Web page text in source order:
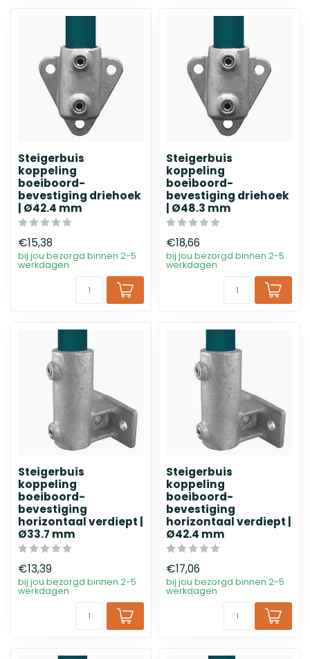
Steigerbuis
koppeling
boeiboord-
bevestiging driehoek
| Ø42.4 mm
€15,38
bij jou bezorgd binnen 2-5
werkdagen
Steigerbuis
koppeling
boeiboord-
bevestiging driehoek
| Ø48.3 mm
€18,66
bij jou bezorgd binnen 2-5
werkdagen
Steigerbuis
koppeling
boeiboord-
bevestiging
horizontaal verdiept |
Ø33.7 mm
€13,39
bij jou bezorgd binnen 2-5
werkdagen
Steigerbuis
koppeling
boeiboord-
bevestiging
horizontaal verdiept |
Ø42.4 mm
€17,06
bij jou bezorgd binnen 2-5
werkdagen